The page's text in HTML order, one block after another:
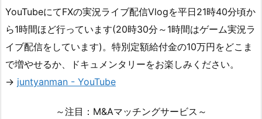
YouTubeにてFXの実況ライブ配信Vlogを平日21時40分頃か
ら1時間ほど行っています(20時30分～1時間はゲーム実況ラ
イブ配信をしています)。特別定額給付金の10万円をどこま
で増やせるか、ドキュメンタリーをお楽しみください。
→ juntyanman - YouTube
～注目：M&Aマッチングサービス～